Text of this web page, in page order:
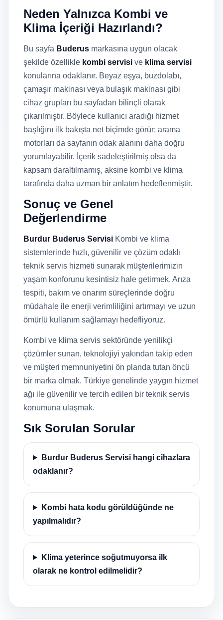
Neden Yalnızca Kombi ve
Klima İçeriği Hazırlandı?
Bu sayfa Buderus markasına uygun olacak
şekilde özellikle kombi servisi ve klima servisi
konularına odaklanır. Beyaz eşya, buzdolabı,
çamaşır makinası veya bulaşık makinası gibi
cihaz grupları bu sayfadan bilinçli olarak
çıkarılmıştır. Böylece kullanıcı aradığı hizmet
başlığını ilk bakışta net biçimde görür; arama
motorları da sayfanın odak alanını daha doğru
yorumlayabilir. İçerik sadeleştirilmiş olsa da
kapsam daraltılmamış, aksine kombi ve klima
tarafında daha uzman bir anlatım hedeflenmiştir.
Sonuç ve Genel
Değerlendirme
Burdur Buderus Servisi Kombi ve klima
sistemlerinde hızlı, güvenilir ve çözüm odaklı
teknik servis hizmeti sunarak müşterilerimizin
yaşam konforunu kesintisiz hale getirmek. Arıza
tespiti, bakım ve onarım süreçlerinde doğru
müdahale ile enerji verimliliğini artırmayı ve uzun
ömürlü kullanım sağlamayı hedefliyoruz.
Kombi ve klima servis sektöründe yenilikçi
çözümler sunan, teknolojiyi yakından takip eden
ve müşteri memnuniyetini ön planda tutan öncü
bir marka olmak. Türkiye genelinde yaygın hizmet
ağı ile güvenilir ve tercih edilen bir teknik servis
konumuna ulaşmak.
Sık Sorulan Sorular
Burdur Buderus Servisi hangi cihazlara
odaklanır?
Kombi hata kodu görüldüğünde ne
yapılmalıdır?
Klima yeterince soğutmuyorsa ilk
olarak ne kontrol edilmelidir?